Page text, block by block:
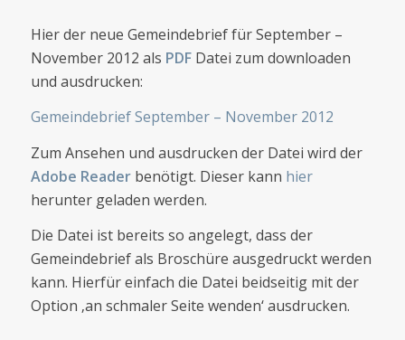
Hier der neue Gemeindebrief für September –
November 2012 als PDF Datei zum downloaden
und ausdrucken:
Gemeindebrief September – November 2012
Zum Ansehen und ausdrucken der Datei wird der
Adobe Readerbenötigt. Dieser kann hier
herunter geladen werden.
Die Datei ist bereits so angelegt, dass der
Gemeindebrief als Broschüre ausgedruckt werden
kann. Hierfür einfach die Datei beidseitig mit der
Option ‚an schmaler Seite wenden‘ ausdrucken.